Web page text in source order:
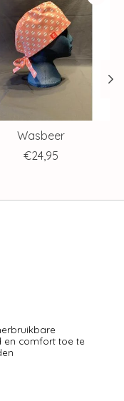
Wasbeer
€24,95
en comfort toe te